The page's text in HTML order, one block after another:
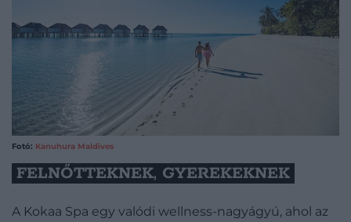
Fotó: Kanuhura Maldives
​FELNŐTTEKNEK, GYEREKEKNEK
A Kokaa Spa egy valódi wellness-nagyágyú, ahol az